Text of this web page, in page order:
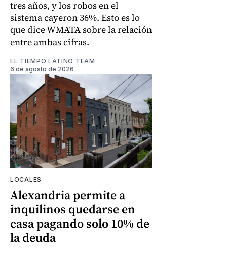
tres años, y los robos en el
sistema cayeron 36%. Esto es lo
que dice WMATA sobre la relación
entre ambas cifras.
EL TIEMPO LATINO TEAM
6 de agosto de 2026
LOCALES
Alexandria permite a
inquilinos quedarse en
casa pagando solo 10% de
la deuda